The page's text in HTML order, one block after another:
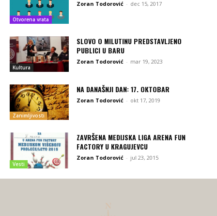
Otvorena vrata
Zoran Todorović - dec 15, 2017
Kultura
SLOVO O MILUTINU PREDSTAVLJENO
PUBLICI U BARU
Zoran Todorović - mar 19, 2023
Zanimljivosti
NA DANAŠNJI DAN: 17. OKTOBAR
Zoran Todorović - okt 17, 2019
Vesti
ZAVRŠENA MEDIJSKA LIGA ARENA FUN
FACTORY U KRAGUJEVCU
Zoran Todorović - jul 23, 2015